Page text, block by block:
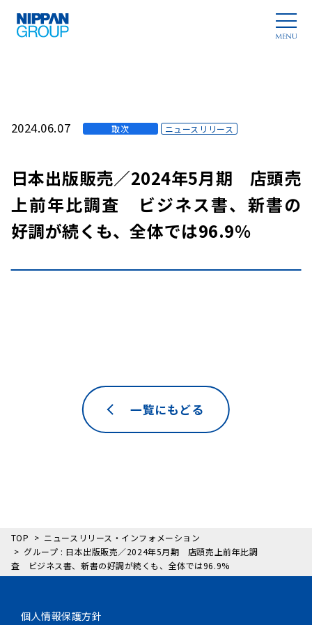
2024.06.07 取次 ニュースリリース
日本出版販売／2024年5月期 店頭売
上前年比調査 ビジネス書、新書の
好調が続くも、全体では96.9%
一覧にもどる
TOP
ニュースリリース・インフォメーション
グループ : 日本出版販売／2024年5月期 店頭売上前年比調
査 ビジネス書、新書の好調が続くも、全体では96.9%
個人情報保護方針